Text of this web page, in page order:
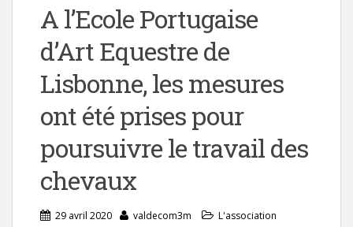
A l’Ecole Portugaise
d’Art Equestre de
Lisbonne, les mesures
ont été prises pour
poursuivre le travail des
chevaux
29 avril 2020 valdecom3m L'association